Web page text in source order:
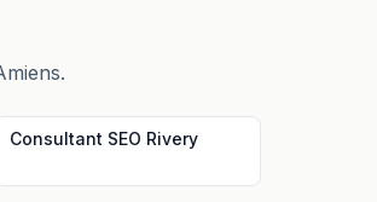
.
Consultant SEO Rivery